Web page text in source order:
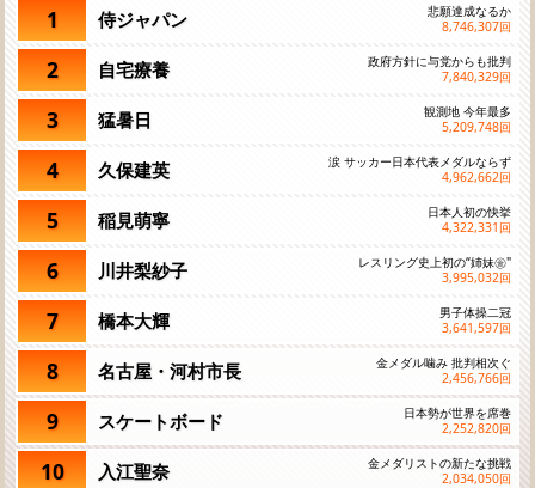
1 侍ジャパン
悲願達成なるか
8,746,307回
2 自宅療養
政府方針に与党からも批判
7,840,329回
3 猛暑日
観測地 今年最多
5,209,748回
4 久保建英
涙 サッカー日本代表メダルならず
4,962,662回
5 稲見萌寧
日本人初の快挙
4,322,331 回
6 川井梨紗子
レスリング史上初の“姉妹㊎"
3,995,032回
7 橋本大輝
男子体操二冠
3,641,597回
8 名古屋・河村市長
金メダル噛み 批判相次ぐ
2,456,766回
9 スケートボード
日本勢が世界を席巻
2,252,820回
10 入江聖奈
金メダリストの新たな挑戦
2,034,050回